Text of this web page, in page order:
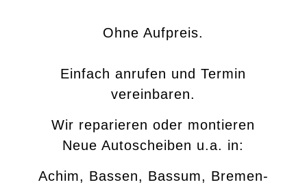
Ohne Aufpreis.
Einfach anrufen und Termin
vereinbaren.
Wir reparieren oder montieren
Neue Autoscheiben u.a. in:
Achim, Bassen, Bassum, Bremen-